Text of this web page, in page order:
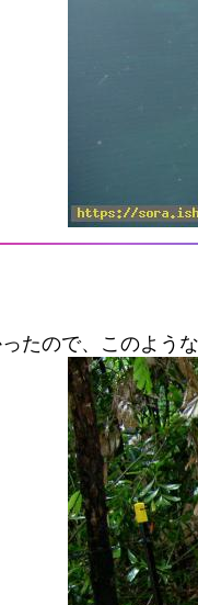
たので、このよう